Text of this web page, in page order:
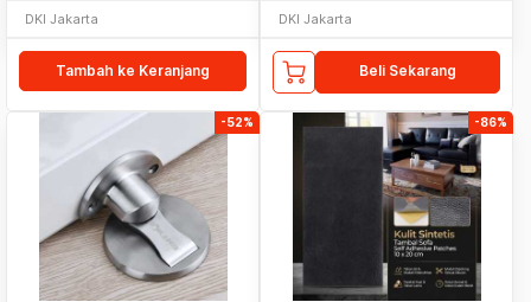
DKI Jakarta
Tambah ke Keranjang
DKI Jakarta
Beli Sekarang
-52% -86%